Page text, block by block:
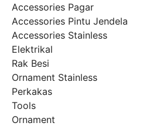
Accessories Pagar
Accessories Pintu Jendela
Accessories Stainless
Elektrikal
Rak Besi
Ornament Stainless
Perkakas
Tools
Ornament